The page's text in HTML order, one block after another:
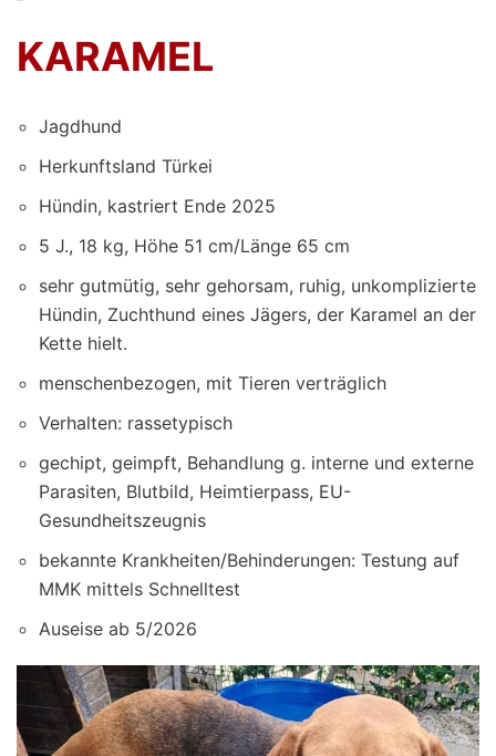
KARAMEL
Jagdhund
Herkunftsland Türkei
Hündin, kastriert Ende 2025
5 J., 18 kg, Höhe 51 cm/Länge 65 cm
sehr gutmütig, sehr gehorsam, ruhig, unkomplizierte
Hündin, Zuchthund eines Jägers, der Karamel an der
Kette hielt.
menschenbezogen, mit Tieren verträglich
Verhalten: rassetypisch
gechipt, geimpft, Behandlung g. interne und externe
Parasiten, Blutbild, Heimtierpass, EU-
Gesundheitszeugnis
bekannte Krankheiten/Behinderungen: Testung auf
MMK mittels Schnelltest
Auseise ab 5/2026